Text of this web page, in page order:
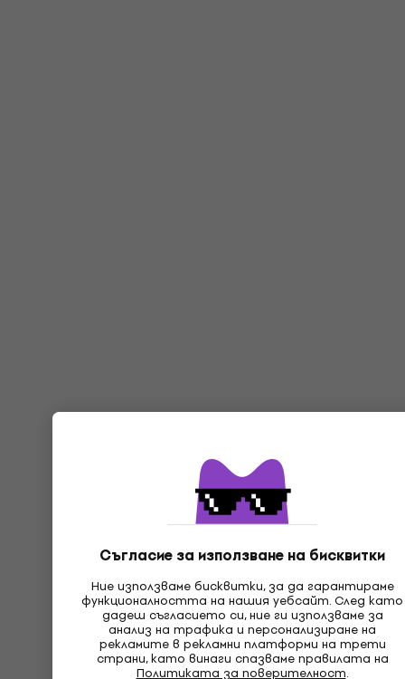
Съгласие за използване на бисквитки
Ние използваме бисквитки, за да гарантираме
функционалността на нашия уебсайт. След като
дадеш съгласието си, ние ги използваме за
анализ на трафика и персонализиране на
рекламите в рекламни платформи на трети
страни, като винаги спазваме правилата на
Политиката за поверителност.